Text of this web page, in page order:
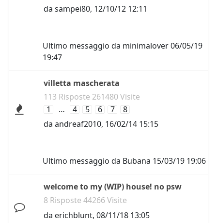
da sampei80, 12/10/12 12:11
Ultimo messaggio da minimalover06/05/19
19:47
villetta mascherata
113 Risposte 261480 Visite
1
… 4 5 6 7
8
da andreaf2010, 16/02/14 15:15
Ultimo messaggio da Bubana 15/03/19 19:06
welcome to my (WIP) house! no psw
8 Risposte 44266 Visite
da erichblunt, 08/11/18 13:05